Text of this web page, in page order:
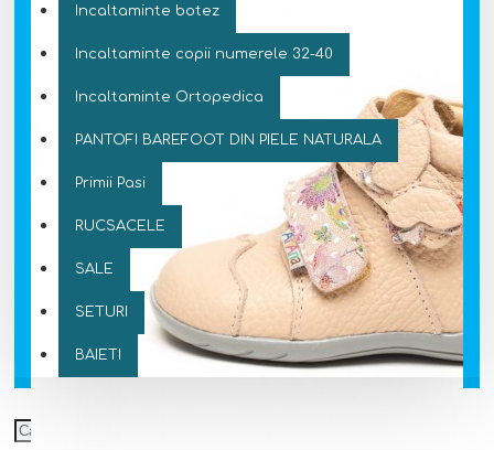
Incaltaminte botez
Incaltaminte copii numerele 32-40
Incaltaminte Ortopedica
PANTOFI BAREFOOT DIN PIELE NATURALA
Primii Pasi
RUCSACELE
SALE
SETURI
BAIETI